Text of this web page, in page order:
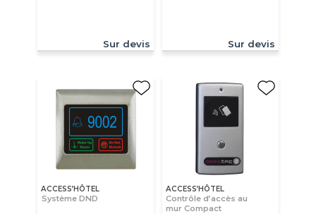
Sur devis Sur devis
ACCESS’HÔTEL
Système DND
ACCESS’HÔTEL
Contrôle d’accès au
mur Compact